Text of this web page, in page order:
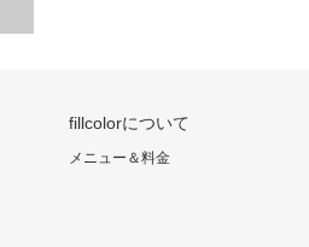
fillcolorについて
メニュー＆料金